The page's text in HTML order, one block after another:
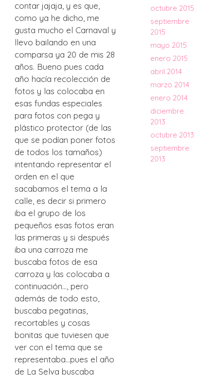
contar jajaja, y es que,
como ya he dicho, me
gusta mucho el Carnaval y
llevo bailando en una
comparsa ya 20 de mis 28
años. Bueno pues cada
año hacía recolección de
fotos y las colocaba en
esas fundas especiales
para fotos con pega y
plástico protector (de las
que se podían poner fotos
de todos los tamaños)
intentando representar el
orden en el que
sacabamos el tema a la
calle, es decir si primero
iba el grupo de los
pequeños esas fotos eran
las primeras y si después
iba una carroza me
buscaba fotos de esa
carroza y las colocaba a
continuación…, pero
además de todo esto,
buscaba pegatinas,
recortables y cosas
bonitas que tuviesen que
ver con el tema que se
representaba…pues el año
de La Selva buscaba
octubre 2015
septiembre
2015
mayo 2015
enero 2015
abril 2014
marzo 2014
enero 2014
diciembre
2013
octubre 2013
septiembre
2013